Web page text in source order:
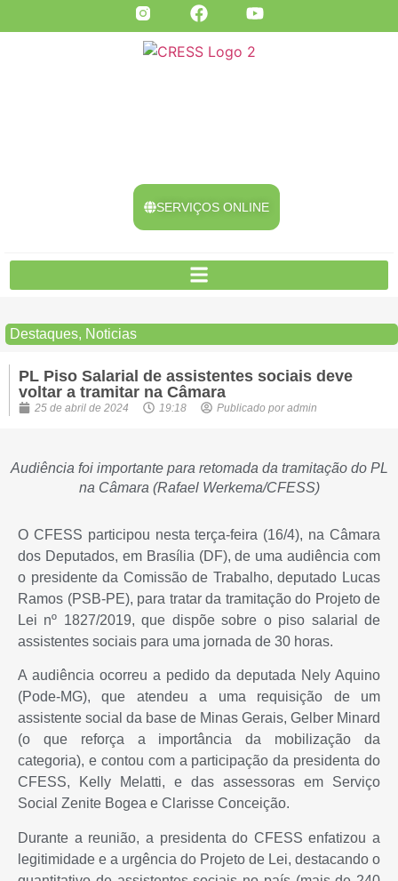
SERVIÇOS ONLINE
Destaques, Noticias
PL Piso Salarial de assistentes sociais deve
voltar a tramitar na Câmara
25 de abril de 2024 19:18 Publicado poradmin
Audiência foi importante para retomada da tramitação do PL
na Câmara (Rafael Werkema/CFESS)
O CFESS participou nesta terça-feira (16/4), na Câmara
dos Deputados, em Brasília (DF), de uma audiência com
o presidente da Comissão de Trabalho, deputado Lucas
Ramos (PSB-PE), para tratar da tramitação do Projeto de
Lei nº 1827/2019, que dispõe sobre o piso salarial de
assistentes sociais para uma jornada de 30 horas.
A audiência ocorreu a pedido da deputada Nely Aquino
(Pode-MG), que atendeu a uma requisição de um
assistente social da base de Minas Gerais, Gelber Minard
(o que reforça a importância da mobilização da
categoria), e contou com a participação da presidenta do
CFESS, Kelly Melatti, e das assessoras em Serviço
Social Zenite Bogea e Clarisse Conceição.
Durante a reunião, a presidenta do CFESS enfatizou a
legitimidade e a urgência do Projeto de Lei, destacando o